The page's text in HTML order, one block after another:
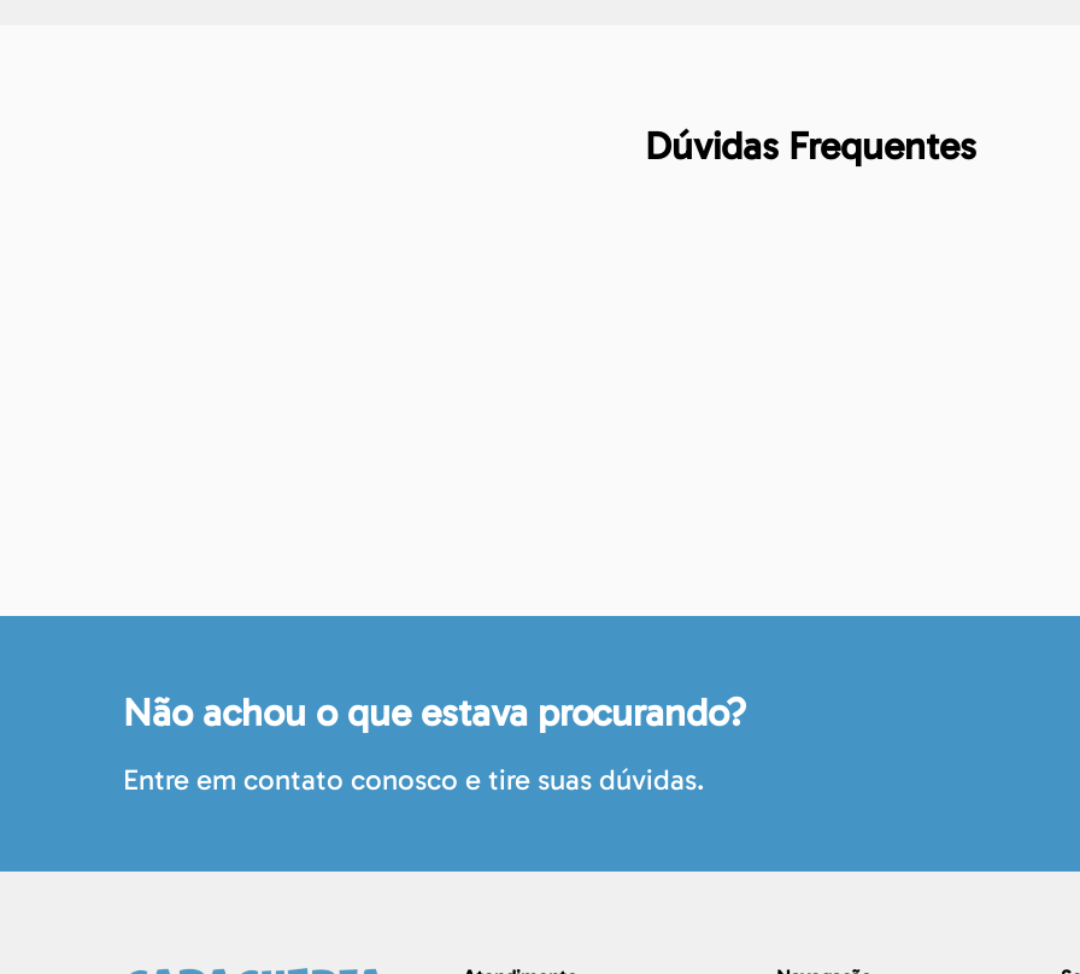
Dúvidas Frequentes
Não achou o que estava procurando?
Entre em contato conosco e tire suas dúvidas.